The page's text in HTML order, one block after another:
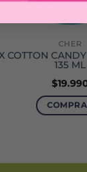
CHER
COTTON
135 ML
$